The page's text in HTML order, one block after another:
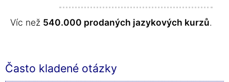
Víc než 540.000 prodaných jazykových kurzů.
Často kladené otázky